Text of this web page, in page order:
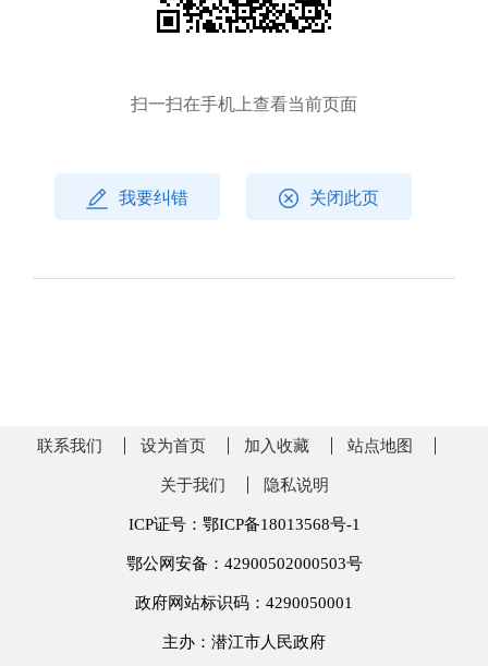
扫一扫在手机上查看当前页面
我要纠错 关闭此页
联系我们 设为首页 加入收藏 站点地图
关于我们 隐私说明
ICP证号：鄂ICP备18013568号-1
鄂公网安备：42900502000503号
政府网站标识码：4290050001
主办：潜江市人民政府